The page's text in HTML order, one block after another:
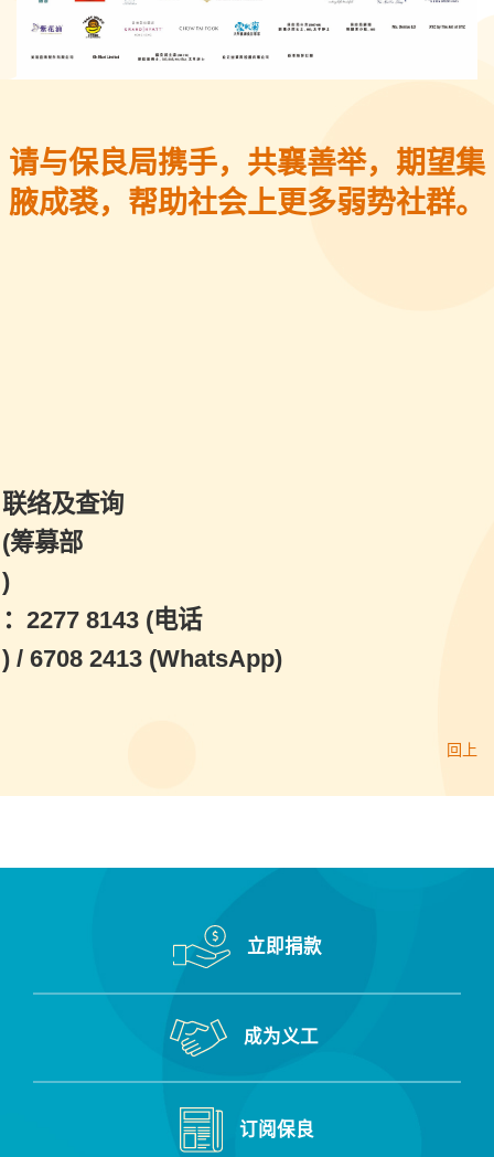
请与保良局携手，共襄善举，期望集
腋成裘，帮助社会上更多弱势社群。
联络及查询
(筹募部
)
：2277 8143 (电话
) / 6708 2413 (WhatsApp)
回上
立即捐款
成为义工
订阅保良